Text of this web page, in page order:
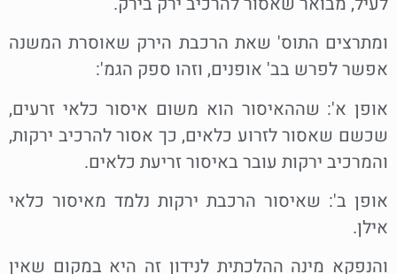
ומתרצים התוס' שאת הרכבת הירק שאוסרת המשנה
אפשר לפרש בב' אופנים, וזהו ספק הגמ':
אופן א': שההאיסור הוא משום איסור כלאי זרעים,
שכשם שאסור לזרוע כלאים, כך אסור להרכיב ירקות,
והמרכיב ירקות עובר באיסור זריעת כלאים.
אופן ב': שאיסור הרכבת ירקות נלמד מאיסור כלאי
אילן.
והנפקא מינה ההלכתית לנידון זה היא במקום שאין